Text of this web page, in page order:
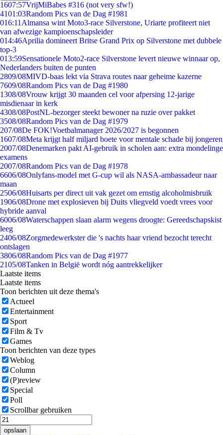
1607:57VrijMiBabes #316 (not very sfw!)
4101:03Random Pics van de Dag #1981
016:11 Almansa wint Moto3-race Silverstone, Uriarte profiteert niet
van afwezige kampioenschapsleider
014:46Aprilia domineert Britse Grand Prix op Silverstone met dubbele
top-3
013:59Sensationele Moto2-race Silverstone levert nieuwe winnaar op,
Nederlanders buiten de punten
2809/08MIVD-baas lekt via Strava routes naar geheime kazerne
7609/08Random Pics van de Dag #1980
1308/08Vrouw krijgt 30 maanden cel voor afpersing 12-jarige
misdienaar in kerk
4308/08PostNL-bezorger steekt bewoner na ruzie over pakket
3508/08Random Pics van de Dag #1979
207/08De FOK!Voetbalmanager 2026/2027 is begonnen
1607/08Meta krijgt half miljard boete voor mentale schade bij jongeren
2007/08Denemarken pakt AI-gebruik in scholen aan: extra mondelinge
examens
2007/08Random Pics van de Dag #1978
6606/08Onlyfans-model met G-cup wil als NASA-ambassadeur naar
maan
2506/08Huisarts per direct uit vak gezet om ernstig alcoholmisbruik
1906/08Drone met explosieven bij Duits vliegveld voedt vrees voor
hybride aanval
6006/08Waterschappen slaan alarm wegens droogte: Gereedschapskist
leeg
2406/08Zorgmedewerkster die 's nachts haar vriend bezocht terecht
ontslagen
3806/08Random Pics van de Dag #1977
2105/08Tanken in België wordt nóg aantrekkelijker
Laatste items
Laatste items
Toon berichten uit deze thema's
Actueel
Entertainment
Sport
Film & Tv
Games
Toon berichten van deze types
Weblog
Column
(P)review
Special
Poll
Scrollbar gebruiken
opslaan